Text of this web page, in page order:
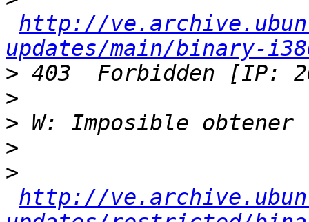
http://
updates/main/binary-
>
>
>
>
>
http://